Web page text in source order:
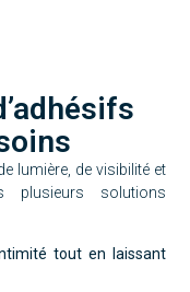
lumière, de visibilité et
plusieurs solutions
tout en laissant